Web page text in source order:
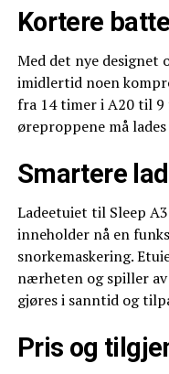
Kortere
Med det nye designet
imidlertid noen
fra 14 timer i A20 til 9
øreproppene må
Smartere
Ladeetuiet til Sleep
inneholder nå en
snorkemaskering.
nærheten og spiller
gjøres i sanntid og
Pris og